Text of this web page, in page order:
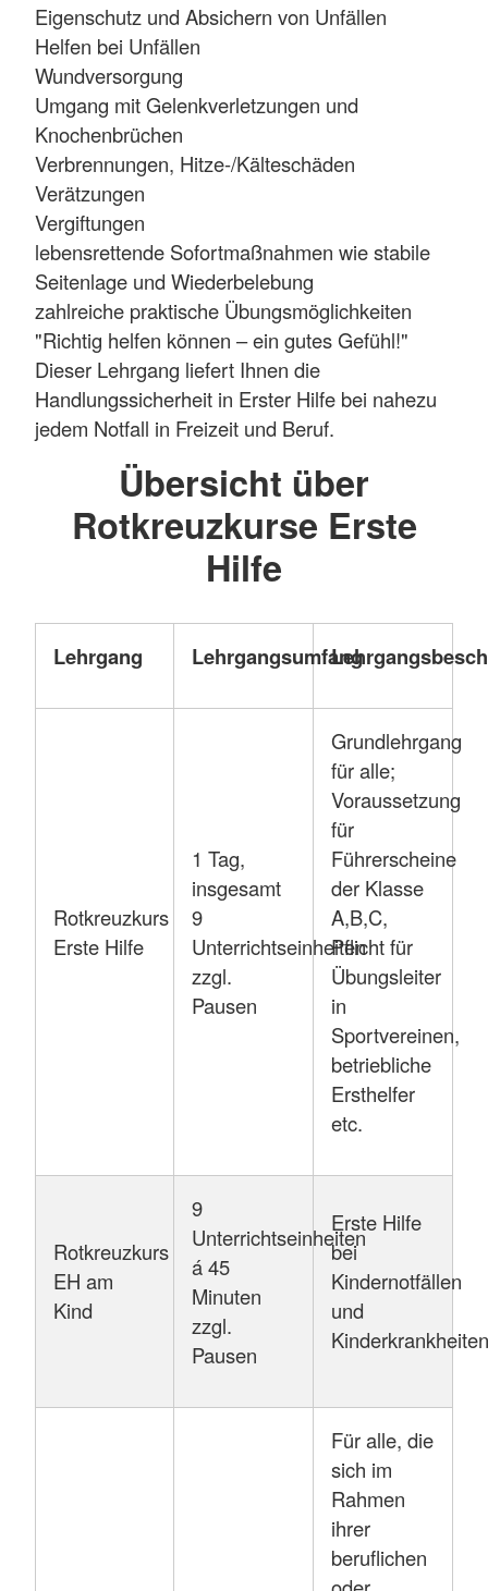
Eigenschutz und Absichern von Unfällen
Helfen bei Unfällen
Wundversorgung
Umgang mit Gelenkverletzungen und
Knochenbrüchen
Verbrennungen, Hitze-/Kälteschäden
Verätzungen
Vergiftungen
lebensrettende Sofortmaßnahmen wie stabile
Seitenlage und Wiederbelebung
zahlreiche praktische Übungsmöglichkeiten
"Richtig helfen können – ein gutes Gefühl!"
Dieser Lehrgang liefert Ihnen die
Handlungssicherheit in Erster Hilfe bei nahezu
jedem Notfall in Freizeit und Beruf.
Übersicht über
Rotkreuzkurse Erste
Hilfe
Lehrgang Lehrgangsumfang
Rotkreuzkurs
Erste Hilfe
1 Tag,
insgesamt
9
Unterrichtseinheiten
zzgl.
Pausen
Grundlehrgang
für alle;
Voraussetzung
für
Führerscheine
der Klasse
A,B,C,
Pflicht für
Übungsleiter
in
Sportvereinen,
betriebliche
Ersthelfer
etc.
Rotkreuzkurs
EH am
Kind
9
Unterrichtseinheiten
á 45
Minuten
zzgl.
Pausen
Erste Hilfe
bei
Kindernotfällen
und
Kinderkrankheiten
Für alle, die
sich im
Rahmen
ihrer
beruflichen